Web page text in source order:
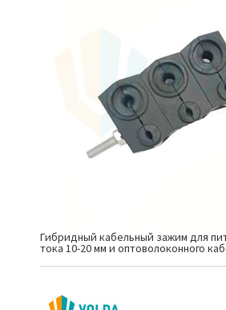
Гибридный кабельный зажим для
тока 10-20 мм и оптоволоконного